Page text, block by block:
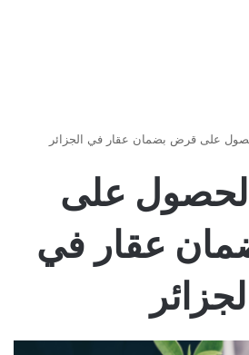
على قرض بضمان عقار في الجزائر
على
عقار في